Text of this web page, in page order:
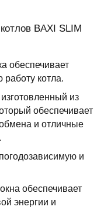
BAXI SLIM
обеспечивает
котла.
из
обеспечивает
и отличные
и
обеспечивает
энергии и